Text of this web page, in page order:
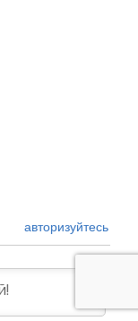
авторизуйтесь